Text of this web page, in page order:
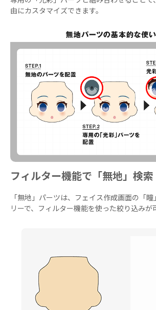
由にカスタマイズできます。
フィルター機能で「無地」検索
「無地」パーツは、フェイス作成画面の「
リーで、フィルター機能を使った絞り込みが